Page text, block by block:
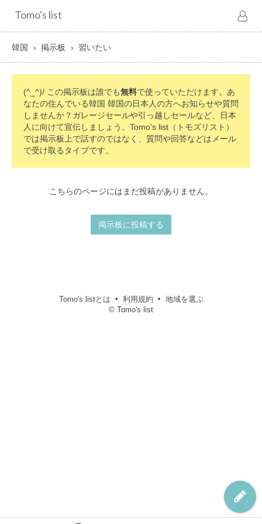
Tomo's list
韓国 掲示板 習いたい
(^_^)/ この掲示板は誰でも無料で使っていただけます。あ
なたの住んでいる韓国 韓国の日本人の方へお知らせや質問
しませんか？ガレージセールや引っ越しセールなど、日本
人に向けて宣伝しましょう。Tomo's list（トモズリスト）
では掲示板上で話すのではなく、質問や回答などはメール
で受け取るタイプです。
こちらのページにはまだ投稿がありません。
掲示板に投稿する
Tomo's listとは 利用規約
地域を選ぶ
© Tomo's list